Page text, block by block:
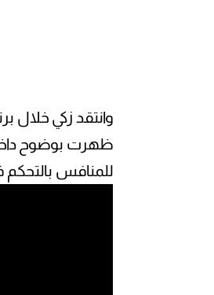
وانتقد زكي خلال
ظهرت بوضوح داخل
للمنافس بالتحكم